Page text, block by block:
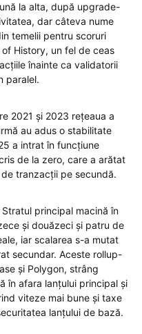
la alta, după upgrade-
dar câteva nume
temelii pentru scoruri
History, un fel de ceas
înainte ca validatorii
paralel.
2021 și 2023 rețeaua a
au adus o stabilitate
a intrat în funcțiune
de la zero, care a arătat
tranzacții pe secundă.
principal macină în
și douăzeci și patru de
iar scalarea s-a mutat
secundar. Aceste rollup-
și Polygon, strâng
în afara lanțului principal și
viteze mai bune și taxe
lanțului de bază.